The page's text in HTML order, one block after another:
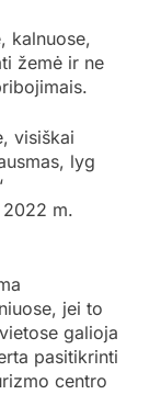
kalnuose,
žemė ir ne
visiškai
lyg
2022 m.
jei to
galioja
pasitikrinti
centro